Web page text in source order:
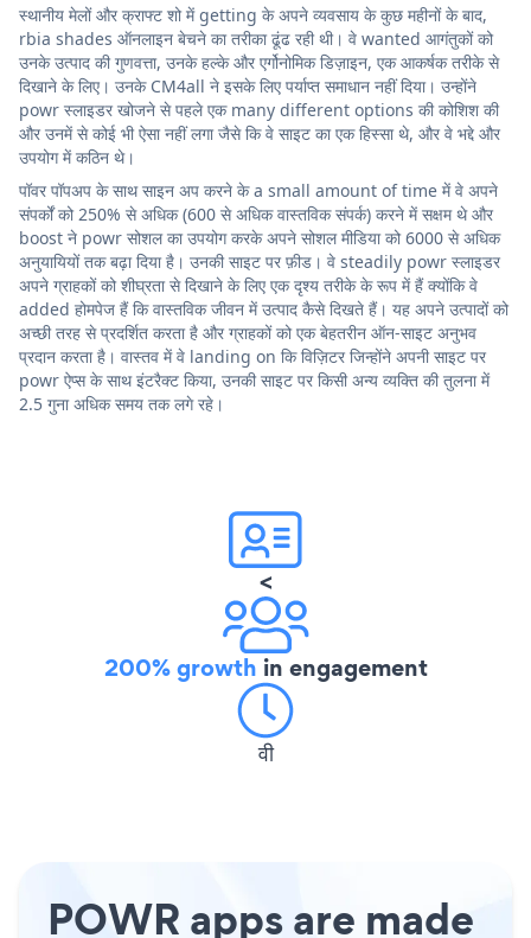
स्थानीय मेलों और क्राफ्ट शो में getting के अपने व्यवसाय के कुछ महीनों के बाद,
rbia shades ऑनलाइन बेचने का तरीका ढूंढ रही थी। वे wanted आगंतुकों को
उनके उत्पाद की गुणवत्ता, उनके हल्के और एर्गोनोमिक डिज़ाइन, एक आकर्षक तरीके से
दिखाने के लिए। उनके CM4all ने इसके लिए पर्याप्त समाधान नहीं दिया। उन्होंने
powr स्लाइडर खोजने से पहले एक many different options की कोशिश की
और उनमें से कोई भी ऐसा नहीं लगा जैसे कि वे साइट का एक हिस्सा थे, और वे भद्दे और
उपयोग में कठिन थे।
पॉवर पॉपअप के साथ साइन अप करने के a small amount of time में वे अपने
संपर्कों को 250% से अधिक (600 से अधिक वास्तविक संपर्क) करने में सक्षम थे और
boost ने powr सोशल का उपयोग करके अपने सोशल मीडिया को 6000 से अधिक
अनुयायियों तक बढ़ा दिया है। उनकी साइट पर फ़ीड। वे steadily powr स्लाइडर
अपने ग्राहकों को शीघ्रता से दिखाने के लिए एक दृश्य तरीके के रूप में हैं क्योंकि वे
added होमपेज हैं कि वास्तविक जीवन में उत्पाद कैसे दिखते हैं। यह अपने उत्पादों को
अच्छी तरह से प्रदर्शित करता है और ग्राहकों को एक बेहतरीन ऑन-साइट अनुभव
प्रदान करता है। वास्तव में वे landing on कि विज़िटर जिन्होंने अपनी साइट पर
powr ऐप्स के साथ इंटरैक्ट किया, उनकी साइट पर किसी अन्य व्यक्ति की तुलना में
2.5 गुना अधिक समय तक लगे रहे।
<
200% growth in engagement
वी
POWR apps are made